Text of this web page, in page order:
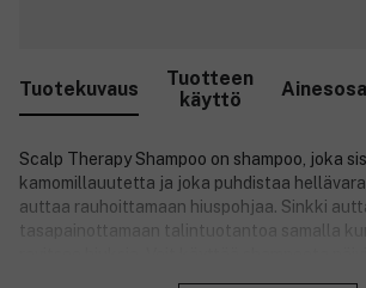
Tuotekuvaus
Tuotteen
käyttö
Scalp Therapy Shampoo on shampoo, joka
kamomillauutetta ja joka puhdistaa
auttaa rauhoittamaan hiuspohjaa. Sinkki
tasapainottamaan talintuotantoa samalla